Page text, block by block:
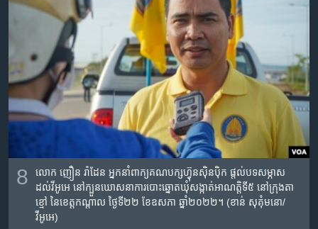
8
លោក ញឿន រ៉ាដែន​ ​អ្នកនាំពាក្យ​គណបក្ស​ហ្វ៊ុន​ស៊ិនប៉ិក ផ្តល់បទសម្ភាស
ដល់វីអូអេ នៅក្បួន​ឃោសនា​ការបោះឆ្នោតឃុំសង្កាត់​អាណត្តិ​ទី៥ នៅក្រុងតា
ខ្មៅ​ នៃខេត្តកណ្តាល ថ្ងៃទី​២២ ខែឧសភា ឆ្នាំ២០២២​។ (ខាន់​ សុគុំមនោ/
វីអូអេ)